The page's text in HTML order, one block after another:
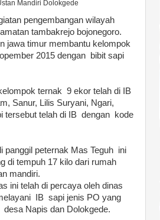
Mandiri Dolokgede
pengembangan wilayah
tambakrejo bojonegoro.
jawa timur membantu kelompok
2015 dengan bibit sapi
ternak 9 ekor telah di IB
Sanur, Lilis Suryani, Ngari,
tersebut telah di IB dengan kode
panggil peternak Mas Teguh ini
di tempuh 17 kilo dari rumah
mandiri.
ini telah di percaya oleh dinas
IB sapi jenis PO yang
Napis dan Dolokgede.